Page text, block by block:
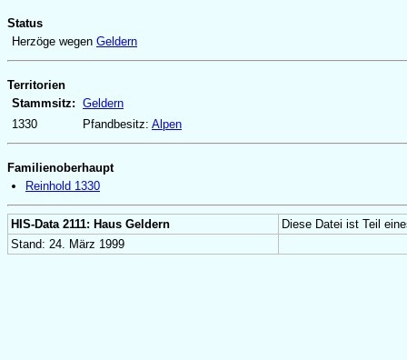
Status
Herzöge wegen Geldern
Territorien
Stammsitz: Geldern
1330
Pfandbesitz: Alpen
Familienoberhaupt
Reinhold 1330
HIS-Data 2111: Haus Geldern
Diese Datei ist Teil
Stand: 24. März 1999